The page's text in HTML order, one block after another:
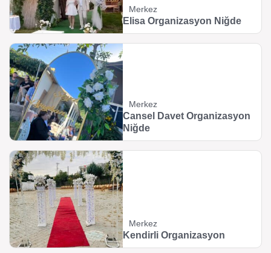
Merkez
Elisa Organizasyon Niğde
Merkez
Cansel Davet Organizasyon
Niğde
Merkez
Kendirli Organizasyon